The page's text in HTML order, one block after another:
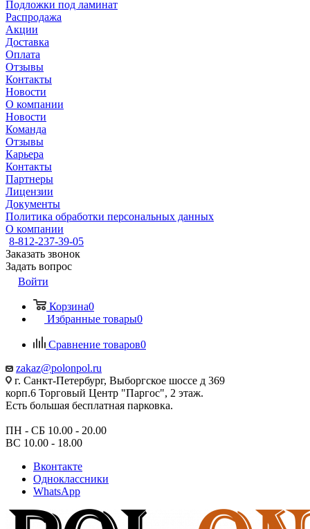
Подложки под ламинат
Распродажа
Акции
Доставка
Оплата
Отзывы
Контакты
Новости
О компании
Новости
Команда
Отзывы
Карьера
Контакты
Партнеры
Лицензии
Документы
Политика обработки персональных данных
О компании
8-812-237-39-05
Заказать звонок
Задать вопрос
Войти
Корзина0
Избранные товары0
Сравнение товаров0
zakaz@polonpol.ru
г. Санкт-Петербург, Выборгское шоссе д 369
корп.6 Торговый Центр "Паргос", 2 этаж.
Есть большая бесплатная парковка.
ПН - СБ 10.00 - 20.00
ВС 10.00 - 18.00
Вконтакте
Одноклассники
WhatsApp